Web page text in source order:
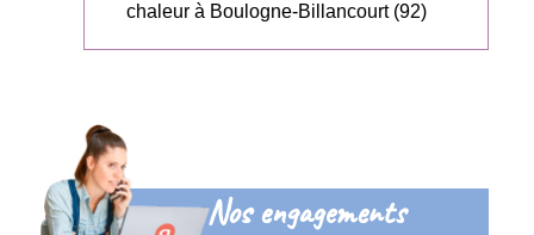
chaleur à Boulogne-Billancourt (92)
Nos engagements